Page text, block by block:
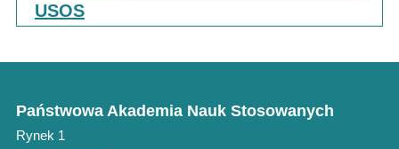
USOS
Państwowa Akademia Nauk Stosowanych
Rynek 1